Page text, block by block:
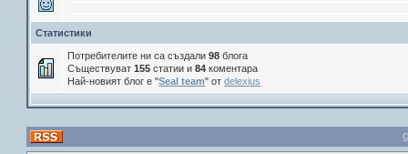
Статистики
Потребителите ни са създали98 блога
Съществуват155 статии и84 коментара
Най-новият блог е "Seal team" отdelexius